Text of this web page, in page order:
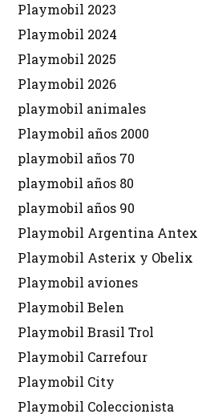
Playmobil 2023
Playmobil 2024
Playmobil 2025
Playmobil 2026
playmobil animales
Playmobil años 2000
playmobil años 70
playmobil años 80
playmobil años 90
Playmobil Argentina Antex
Playmobil Asterix y Obelix
Playmobil aviones
Playmobil Belen
Playmobil Brasil Trol
Playmobil Carrefour
Playmobil City
Playmobil Coleccionista